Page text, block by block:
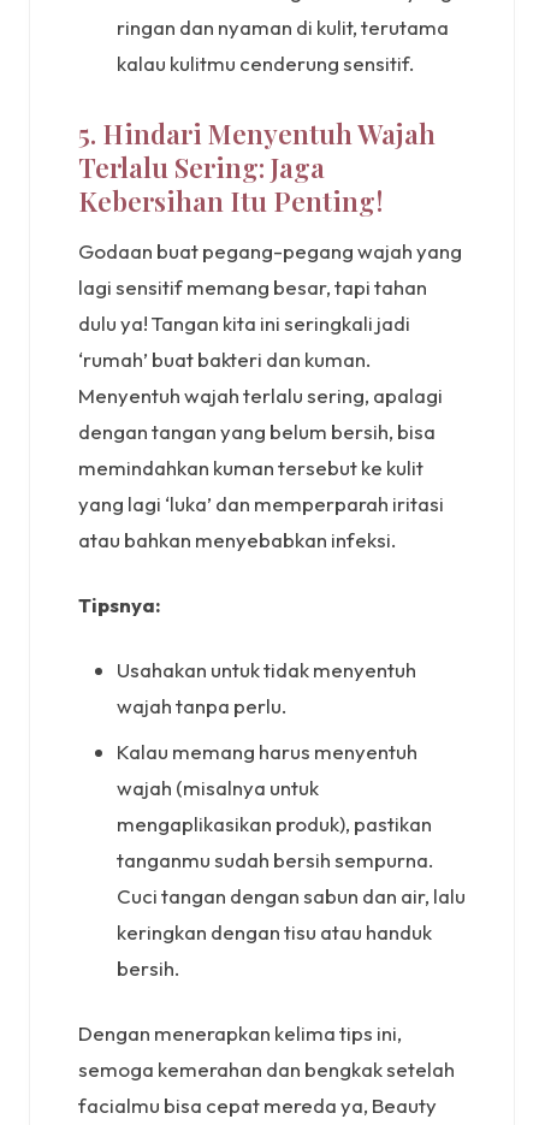
ringan dan nyaman di kulit, terutama
kalau kulitmu cenderung sensitif.
5. Hindari Menyentuh Wajah
Terlalu Sering: Jaga
Kebersihan Itu Penting!
Godaan buat pegang-pegang wajah yang
lagi sensitif memang besar, tapi tahan
dulu ya! Tangan kita ini seringkali jadi
‘rumah’ buat bakteri dan kuman.
Menyentuh wajah terlalu sering, apalagi
dengan tangan yang belum bersih, bisa
memindahkan kuman tersebut ke kulit
yang lagi ‘luka’ dan memperparah iritasi
atau bahkan menyebabkan infeksi.
Tipsnya:
Usahakan untuk tidak menyentuh
wajah tanpa perlu.
Kalau memang harus menyentuh
wajah (misalnya untuk
mengaplikasikan produk), pastikan
tanganmu sudah bersih sempurna.
Cuci tangan dengan sabun dan air, lalu
keringkan dengan tisu atau handuk
bersih.
Dengan menerapkan kelima tips ini,
semoga kemerahan dan bengkak setelah
facialmu bisa cepat mereda ya, Beauty